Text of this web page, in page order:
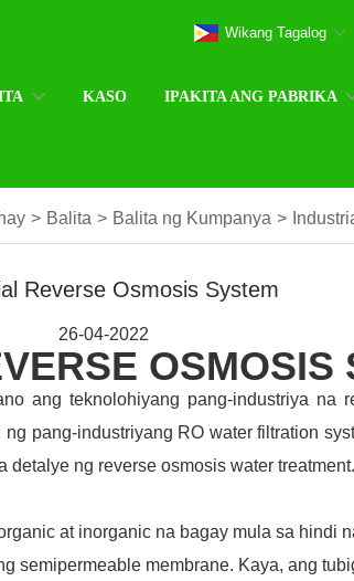
KASO IPAKITA ANG PABRIKA
Wikang Tagalog
> Balita > Balita ng Kumpanya >
Reverse Osmosis System
26-04-2022
OSMOSIS
ang teknolohiyang pang-industriya na
pang-industriyang RO water filtration
detalye ng reverse osmosis water treatment.
at inorganic na bagay mula sa hindi
semipermeable membrane. Kaya, ang